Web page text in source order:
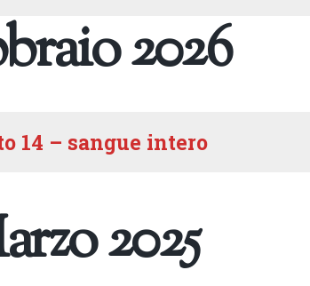
2026
14 – sangue intero
2025